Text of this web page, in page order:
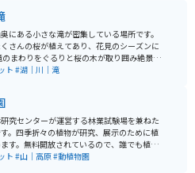
にある小さな滝が密集している場所です。
さんの桜が植えてあり、花見のシーズンに
まわりをぐるりと桜の木が取り囲み絶景と
ぐ隣に広めの駐車場があるので、車やバイ
までは石の多い足元を歩
ますので、小さなお子様やお年寄りには注
ります。オススメはやはり桜が満開の4月に
それ以外の季節でも滝と川の風景とせせら
いつでもリフレッシュできます。
ト #湖｜川｜滝
究センターが運営する林業試験場を兼ねた
。四季折々の植物が研究、展示のために植
す。無料開放されているので、誰でも植物
できます。白山比咩神社からほど近く、お
ト #山｜高原#動植物園